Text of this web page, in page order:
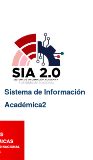
Sistema de Información
Académica2